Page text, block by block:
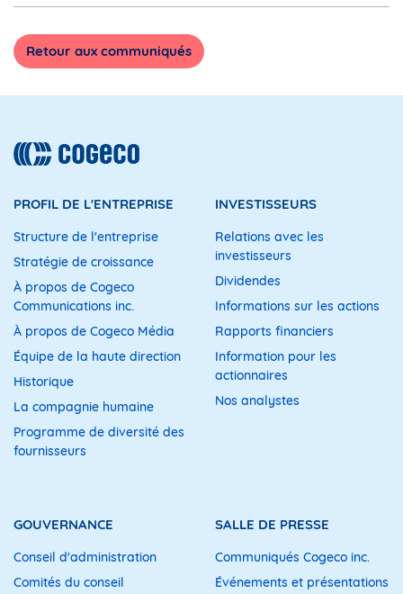
Retour aux communiqués
PROFIL DE L'ENTREPRISE
Structure de l'entreprise
Stratégie de croissance
À propos de Cogeco
Communications inc.
À propos de Cogeco Média
Équipe de la haute direction
Historique
La compagnie humaine
Programme de diversité des
fournisseurs
INVESTISSEURS
Relations avec les
investisseurs
Dividendes
Informations sur les actions
Rapports financiers
Information pour les
actionnaires
Nos analystes
GOUVERNANCE
Conseil d'administration
Comités du conseil
SALLE DE PRESSE
Communiqués Cogeco inc.
Événements et présentations